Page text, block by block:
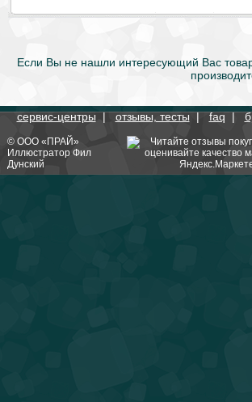
Если Вы не нашли интересующий Вас
сервис-центры|отзывы, тесты|faq|
© ООО «ПРАЙ»
Иллюстратор Фил
Дунский